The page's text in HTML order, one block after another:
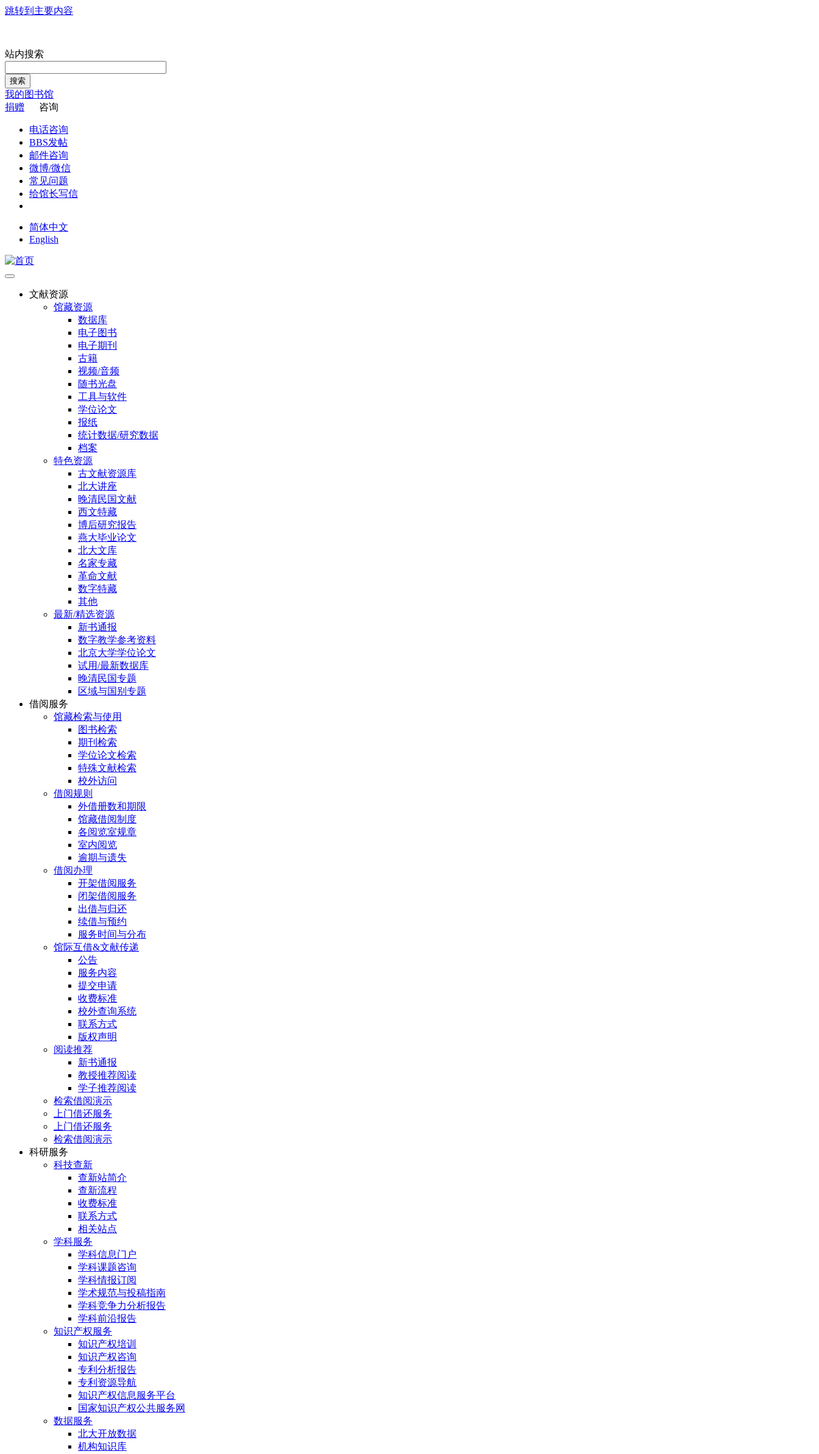
跳转到主要内容
站内搜索
搜索
我的图书馆
捐赠
咨询
电话咨询
BBS发帖
邮件咨询
微博/微信
常见问题
给馆长写信
简体中文
English
文献资源
馆藏资源
数据库
电子图书
电子期刊
古籍
视频/音频
随书光盘
工具与软件
学位论文
报纸
统计数据/研究数据
档案
特色资源
古文献资源库
北大讲座
晚清民国文献
西文特藏
博后研究报告
燕大毕业论文
北大文库
名家专藏
革命文献
数字特藏
其他
最新/精选资源
新书通报
数字教学参考资料
北京大学学位论文
试用/最新数据库
晚清民国专题
区域与国别专题
借阅服务
馆藏检索与使用
图书检索
期刊检索
学位论文检索
特殊文献检索
校外访问
借阅规则
外借册数和期限
馆藏借阅制度
各阅览室规章
室内阅览
逾期与遗失
借阅办理
开架借阅服务
闭架借阅服务
出借与归还
续借与预约
服务时间与分布
馆际互借&文献传递
公告
服务内容
提交申请
收费标准
校外查询系统
联系方式
版权声明
阅读推荐
新书通报
教授推荐阅读
学子推荐阅读
检索借阅演示
上门借还服务
上门借还服务
检索借阅演示
科研服务
科技查新
查新站简介
查新流程
收费标准
联系方式
相关站点
学科服务
学科信息门户
学科课题咨询
学科情报订阅
学术规范与投稿指南
学科竞争力分析报告
学科前沿报告
知识产权服务
知识产权培训
知识产权咨询
专利分析报告
专利资源导航
知识产权信息服务平台
国家知识产权公共服务网
数据服务
北大开放数据
机构知识库